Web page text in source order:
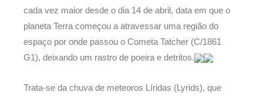
cada vez maior desde o dia 14 de abril, data em que o
planeta Terra começou a atravessar uma região do
espaço por onde passou o Cometa Tatcher (C/1861
G1), deixando um rastro de poeira e detritos.
Trata-se da chuva de meteoros Líridas (Lyrids), que